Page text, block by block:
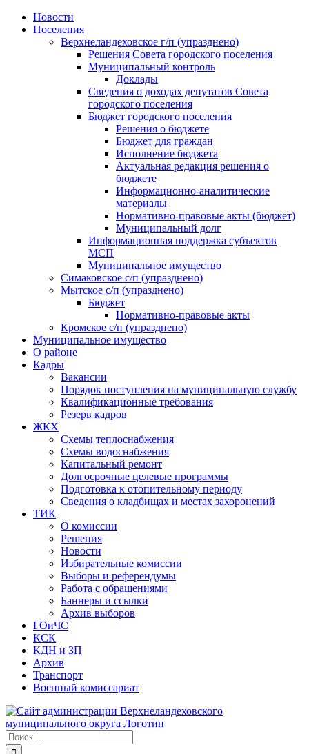
Skip
Новости
Поселения
Верхнеландеховское г/п (упразднено)
Решения Совета городского поселения
Муниципальный контроль
Доклады
Сведения о доходах депутатов Совета
городского поселения
Бюджет городского поселения
Решения о бюджете
Бюджет для граждан
Исполнение бюджета
Актуальная редакция решения о
бюджете
Информационно-аналитические
материалы
Нормативно-правовые акты (бюджет)
Муниципальный долг
Информационная поддержка субъектов
МСП
Муниципальное имущество
Симаковское с/п (упразднено)
Мытское с/п (упразднено)
Бюджет
Нормативно-правовые акты
Кромское с/п (упразднено)
Муниципальное имущество
О районе
Кадры
Вакансии
Порядок поступления на муниципальную службу
Квалификационные требования
Резерв кадров
ЖКХ
Схемы теплоснабжения
Схемы водоснабжения
Капитальный ремонт
Долгосрочные целевые программы
Подготовка к отопительному периоду
Сведения о кладбищах и местах захоронений
ТИК
О комиссии
Решения
Новости
Избирательные комиссии
Выборы и референдумы
Работа с обращениями
Баннеры и ссылки
Архив выборов
ГОиЧС
КСК
КДН и ЗП
Архив
Транспорт
Военный комиссариат
Результат
поиска: